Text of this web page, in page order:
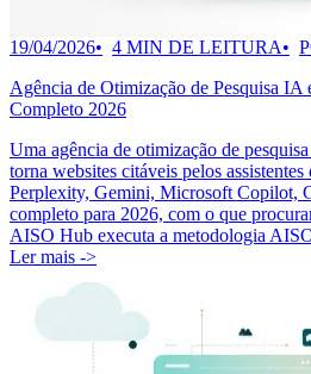
19/04/2026 4 MIN DE LEITURA
Agência de Otimização de Pesquisa
Completo 2026
Uma agência de otimização de
torna websites citáveis pelos
Perplexity, Gemini, Microsoft Copilot,
completo para 2026, com o que
AISO Hub executa a metodologia
Ler mais ->